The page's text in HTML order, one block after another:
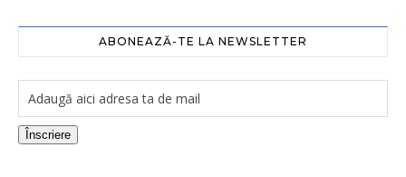
ABONEAZĂ-TE LA NEWSLETTER
Înscriere